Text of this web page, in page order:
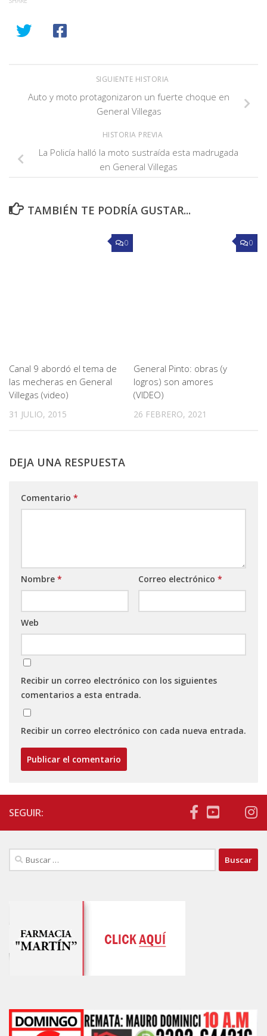
SIGUIENTE HISTORIA
Auto y moto protagonizaron un fuerte choque en
General Villegas
HISTORIA PREVIA
La Policía halló la moto sustraída esta madrugada
en General Villegas
TAMBIÉN TE PODRÍA GUSTAR...
0
Canal 9 abordó el tema de
las mecheras en General
Villegas (video)
31 JULIO, 2015
0
General Pinto: obras (y
logros) son amores
(VIDEO)
26 FEBRERO, 2021
DEJA UNA RESPUESTA
Comentario *
Nombre * Correo electrónico *
Web
Recibir un correo electrónico con los siguientes
comentarios a esta entrada.
Recibir un correo electrónico con cada nueva entrada.
SEGUIR:
Buscar: